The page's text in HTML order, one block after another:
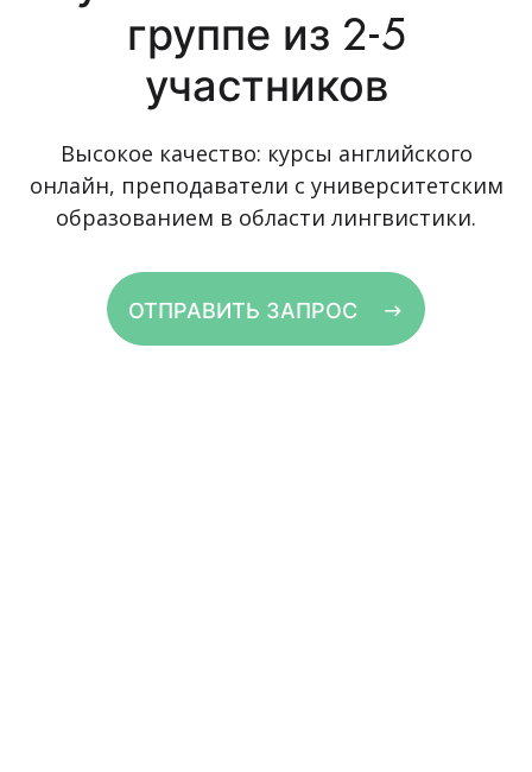
группе из 2-5
участников
Высокое качество: курсы английского
онлайн, преподаватели с университетским
образованием в области лингвистики.
ОТПРАВИТЬ ЗАПРОС